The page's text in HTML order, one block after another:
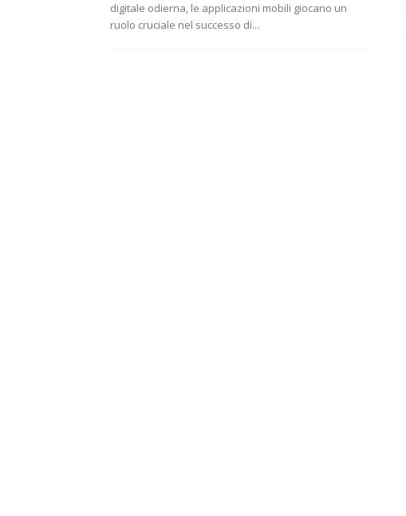
digitale odierna, le applicazioni mobili giocano un
ruolo cruciale nel successo di...